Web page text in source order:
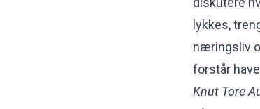
lykkes,
næringsliv
forstår
Knut Tore